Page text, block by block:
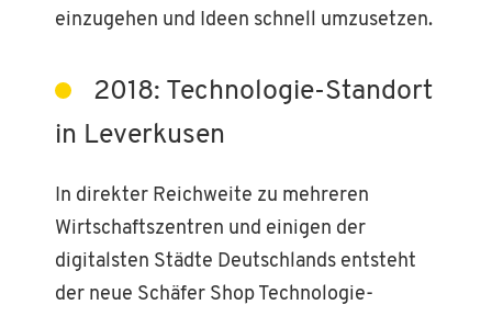
einzugehen und Ideen schnell umzusetzen.
2018: Technologie-Standort
in Leverkusen
In direkter Reichweite zu mehreren
Wirtschaftszentren und einigen der
digitalsten Städte Deutschlands entsteht
der neue Schäfer Shop Technologie-